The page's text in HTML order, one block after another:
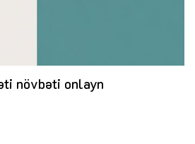
növbəti onlayn